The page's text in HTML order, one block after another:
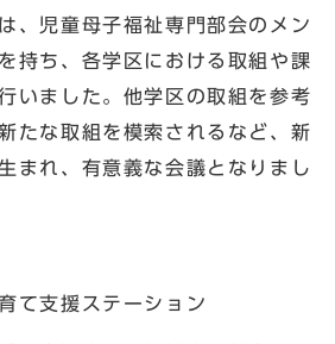
、児童母子福祉専門部会のメン
持ち、各学区における取組や課
いました。他学区の取組を参考
たな取組を模索されるなど、新
まれ、有意義な会議となりまし
て支援ステーション